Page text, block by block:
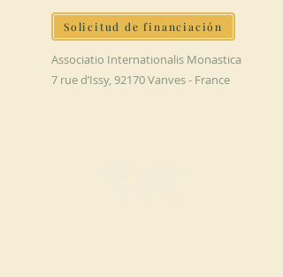
Solicitud de financiación
Associatio Internationalis Monastica
7 rue d’Issy, 92170 Vanves - France